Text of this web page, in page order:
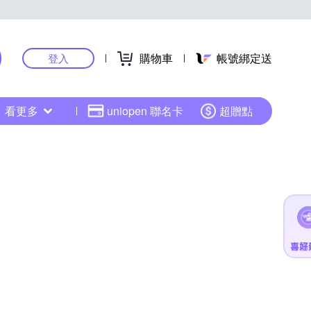
登入 購物車 帳號綁定送
看更多 uniopen 聯名卡 超贈點